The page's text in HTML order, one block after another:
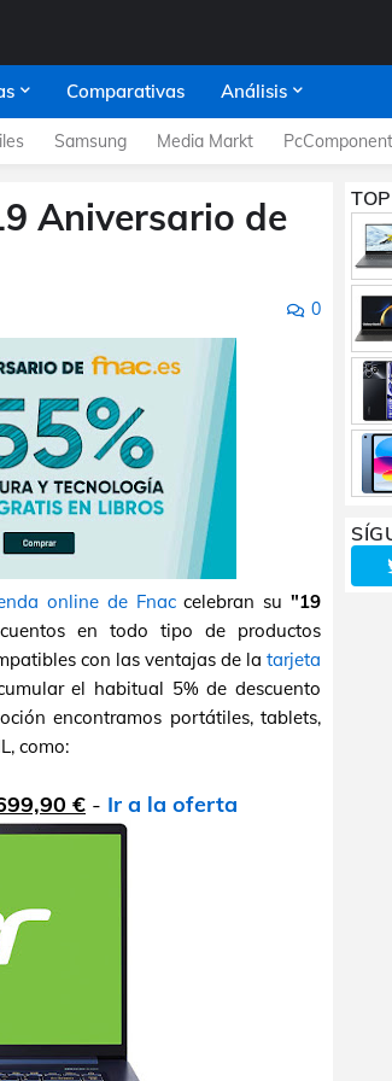
Comparativas Análisis
Samsung Media Markt
Aniversario de
0
online de Fnaccelebran su"19
en todo tipo de productos
con las ventajas de la tarjeta
el habitual 5% de descuento
encontramos portátiles, tablets,
como:
€ - Ir a la oferta